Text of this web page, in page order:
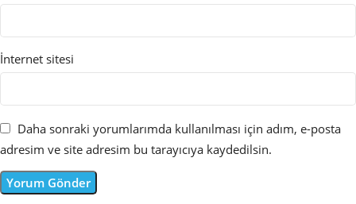
İnternet sitesi
Daha sonraki yorumlarımda kullanılması için adım, e-posta
adresim ve site adresim bu tarayıcıya kaydedilsin.